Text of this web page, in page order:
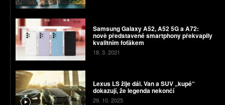
Samsung Galaxy A52, A52 5G a A72:
nově představené smartphony překvapily
kvalitním foťákem
18. 3. 2021
Lexus LS žije dál. Van a SUV „kupé“
dokazují, že legenda nekončí
29. 10. 2025